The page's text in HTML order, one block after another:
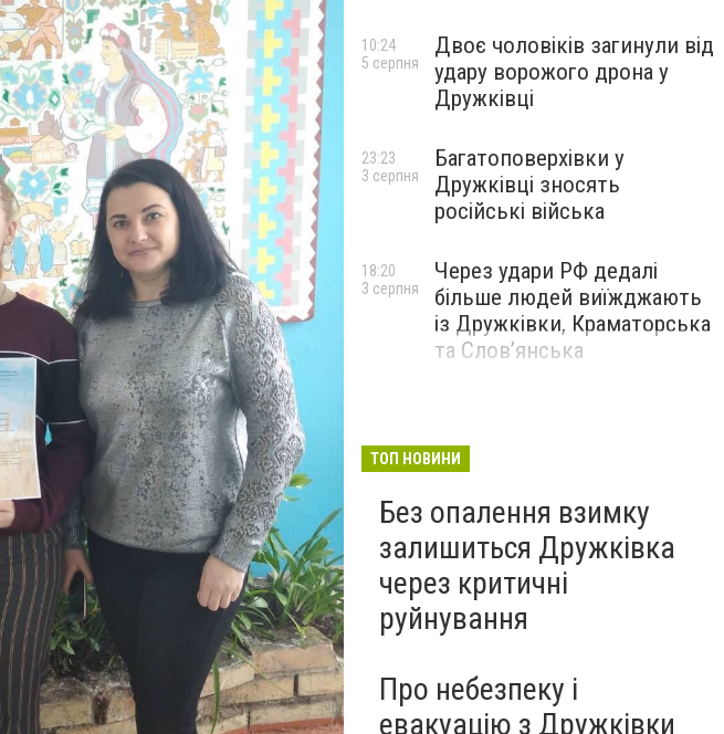
Двоє чоловіків загинули від
удару ворожого дрона у
Дружківці
10:24
5 серпня
Багатоповерхівки у
Дружківці зносять
російські війська
23:23
3 серпня
Через удари РФ дедалі
більше людей виїжджають
із Дружківки, Краматорська
та Слов’янська
18:20
3 серпня
ТОП НОВИНИ
Без опалення взимку
залишиться Дружківка
через критичні
руйнування
Про небезпеку і
евакуацію з Дружківки